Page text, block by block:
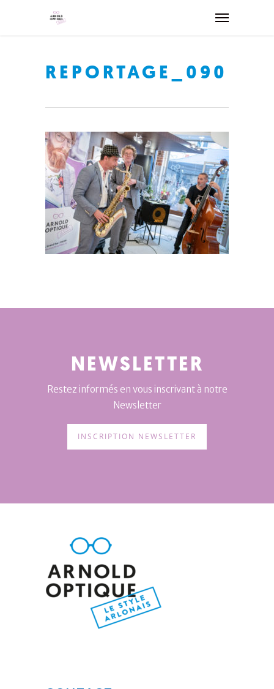
REPORTAGE_090
NEWSLETTER
Restez informés en vous inscrivant à notre
Newsletter
INSCRIPTION NEWSLETTER